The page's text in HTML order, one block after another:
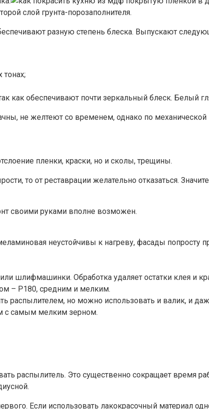
слой грунта-порозаполнителя.
разную степень блеска. Выпускают
тонах;
как обеспечивают почти зеркальный блеск. Белый
не желтеют со временем, однако по механической
пленки, краски, но и сколы, трещины.
то от реставрации желательно отказаться.
своими руками вполне возможен.
неустойчивы к нагреву, фасады попросту
шлифмашинки. Обработка удаляет остатки клея и
– P180, средним и мелким.
распылителем, но можно использовать и валик, и
с самым мелким зерном.
распылитель. Это существенно сокращает время
Если использовать лакокрасочный материал